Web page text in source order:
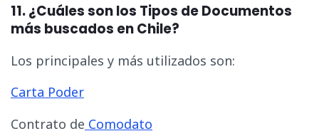
11. ¿Cuáles son los Tipos de Documentos
más buscados en Chile?
Los principales y más utilizados son:
Carta Poder
Contrato de Comodato